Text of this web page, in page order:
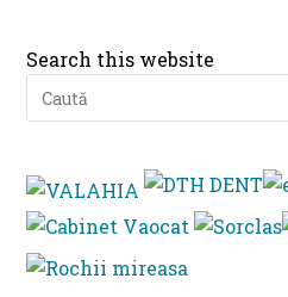
Search this website